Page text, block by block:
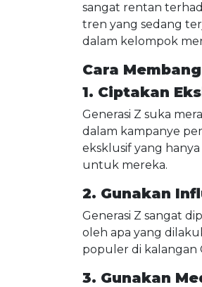
sangat rentan
tren yang sedang
dalam kelompok
Cara
1. Ciptakan
Generasi Z suka
dalam kampanye
eksklusif yang
untuk mereka.
2. Gunakan
Generasi Z sangat
oleh apa yang
populer di kalangan
3. Gunakan